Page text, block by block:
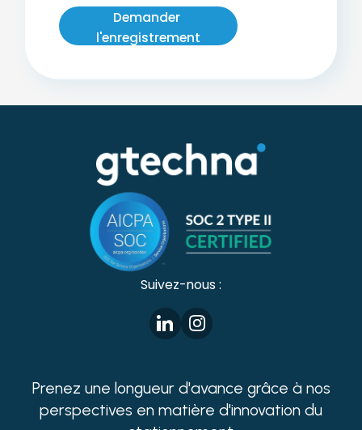
Suivez-nous :
Prenez une longueur d'avance grâce à nos
perspectives en matière d'innovation du